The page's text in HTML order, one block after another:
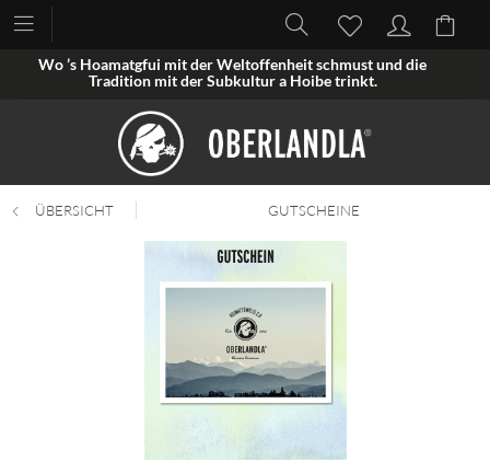
Wo ’s Hoamatgfui mit der Weltoffenheit schmust und die
Tradition mit der Subkultur a Hoibe trinkt.
ÜBERSICHT GUTSCHEINE